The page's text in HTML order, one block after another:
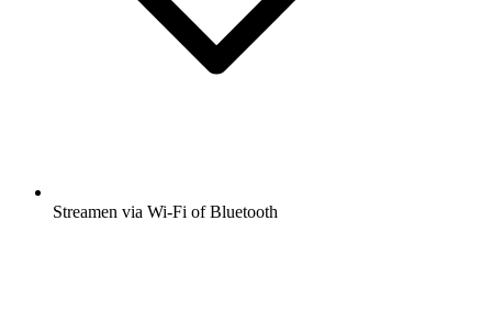
Streamen via Wi-Fi of Bluetooth